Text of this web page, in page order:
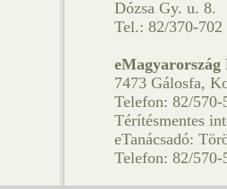
Dózsa Gy. u. 8.
Tel.: 82/370-702
eMagyarország
7473 Gálosfa,
Telefon: 82/570-
Térítésmentes
eTanácsadó:
Telefon: 82/570-